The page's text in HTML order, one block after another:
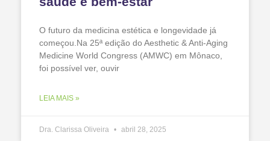
O futuro da medicina estética e longevidade já
começou.Na 25ª edição do Aesthetic & Anti-Aging
Medicine World Congress (AMWC) em Mônaco,
foi possível ver, ouvir
LEIA MAIS »
Dra. Clarissa Oliveira abril 28, 2025